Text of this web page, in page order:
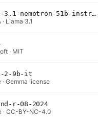
llama-3.1-nemotron-51b-instruct
· Llama 3.1
· MIT
2-9b-it
· Gemma license
r-08-2024
· CC-BY-NC-4.0